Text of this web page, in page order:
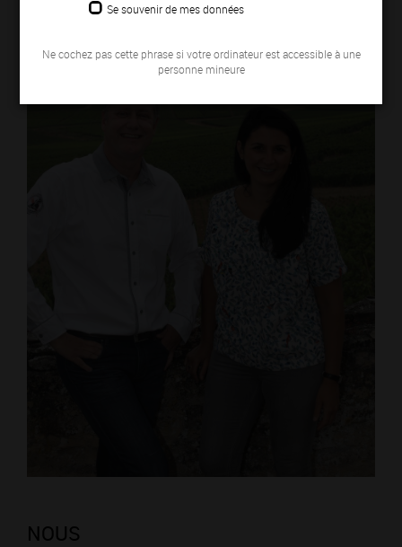
Se souvenir de mes données
Ne cochez pas cette phrase si votre ordinateur est accessible à une
personne mineure
NOUS